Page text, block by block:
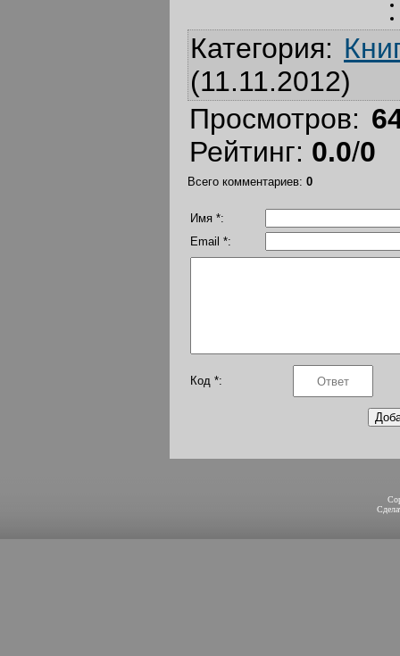
Категория:
(11.11.2012)
Просмотров:
Рейтинг: 0.0/0
Всего комментариев: 0
Имя *:
Email *:
Код *: